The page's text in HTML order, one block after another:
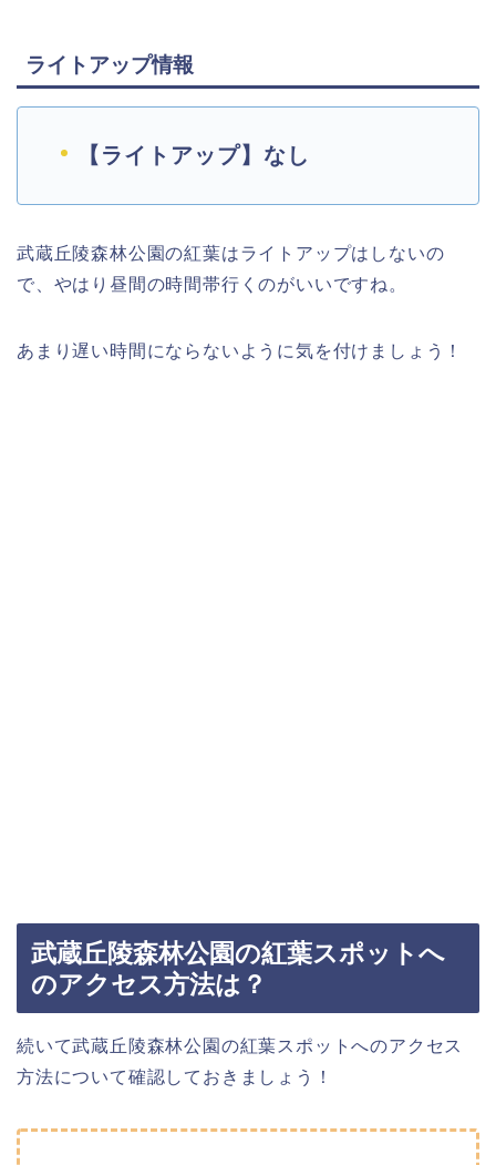
ライトアップ情報
【ライトアップ】なし
武蔵丘陵森林公園の紅葉はライトアップはしないの
で、やはり昼間の時間帯行くのがいいですね。
あまり遅い時間にならないように気を付けましょう！
武蔵丘陵森林公園の紅葉スポットへ
のアクセス方法は？
続いて武蔵丘陵森林公園の紅葉スポットへのアクセス
方法について確認しておきましょう！